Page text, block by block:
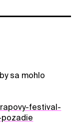
sa mohlo
festival-